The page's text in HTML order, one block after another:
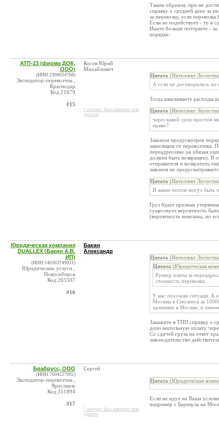
Таким образом, при не
справку о средней цене за
за перевозку, если
Если не подействует - то в
Иначе больше потеряете -
порядке.
АТП-23 (фирма ДОК,
ООО)
(ИНН:2308034768)
Экспедитор-перевозчик ,
Краснодар
Код:21679
#15
Косов Юрий
Михайлович
* контакт был изменен или
удален
Цитата (Интеллект
А если не договорились по
Тогда взыскиваете расходы
Цитата (Интеллект
через какой срок простоя
право?
Законом предусмотрен
зависящим от перевозчика.
переадресовке он обязан
должен быть возвращен). В
отправителя и возвратить
законом не
Цитата (Интеллект
И какие потом могут быть
Груз будет признан
существует вероятность
(вероятность невелика, но
Юридическая компания
DUALLEX (Бакин А.В.
ИП)
(ИНН:540363749931)
Юридические услуги ,
Новосибирск
Код:265507
#16
Бакин
Александр
Цитата (Интеллект
Цитата (Юридическая
Размер платы за
стоимость перевозки.
У нас похожая ситуаця. А
Москвы в Смоленск за
хранение в Москве, и
Закажите в ТПП справку о
дополнительную оплату
Со сдачей груза на ответ
законодательство
Брабрусс, ООО
(ИНН:7604227092)
Экспедитор-перевозчик ,
Ярославль
Код:311894
#17
Сергей
* контакт был изменен или
удален
Цитата (Юридическая
Если не идут на Ваши
например с Барнаула на